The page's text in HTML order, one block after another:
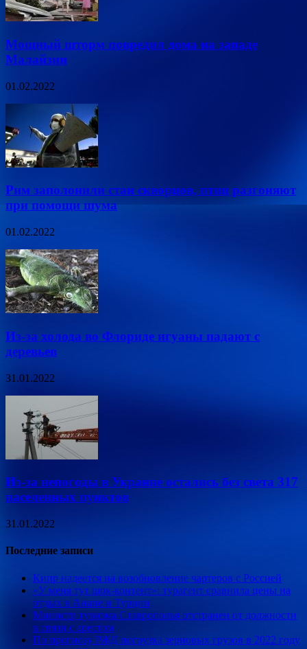
Мощный шторм повредил дома на западе
Малайзии
01.02.2022
Рим заполонили стаи скворцов, птиц разгоняют
при помощи шума
01.02.2022
Из-за холода во Флориде игуаны падают с
деревьев
31.01.2022
Из-за непогоды в Украине остались без света 317
населенных пунктов
31.01.2022
Последние записи
Кипр надеется на возобновление чартеров с Россией
«У меня тут шок-контент»: турагент сравнила цены на
отдых в Анапе и Турции
Министр туризма Ставрополья отстранен от должности
в связи с арестом
По прогнозу РЖД погрузка зерновых грузов в 2022 году